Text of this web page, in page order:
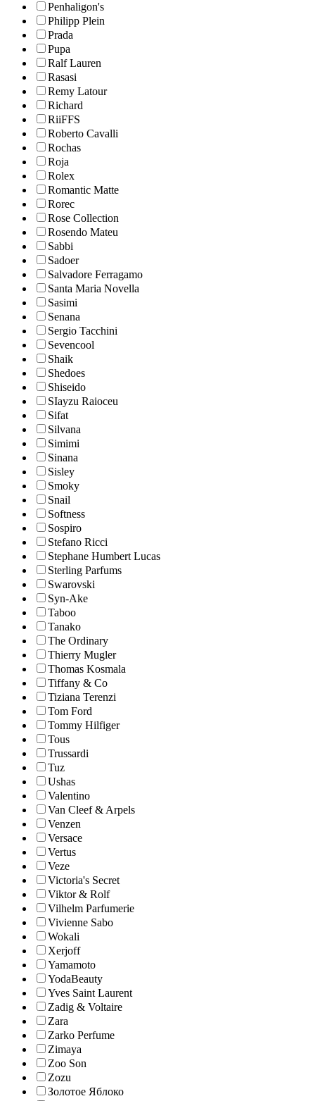
Penhaligon's
Philipp Plein
Prada
Pupa
Ralf Lauren
Rasasi
Remy Latour
Richard
RiiFFS
Roberto Cavalli
Rochas
Roja
Rolex
Romantic Matte
Rorec
Rose Collection
Rosendo Mateu
Sabbi
Sadoer
Salvadore Ferragamo
Santa Maria Novella
Sasimi
Senana
Sergio Tacchini
Sevencool
Shaik
Shedoes
Shiseido
SIayzu Raioceu
Sifat
Silvana
Simimi
Sinana
Sisley
Smoky
Snail
Softness
Sospiro
Stefano Ricci
Stephane Humbert Lucas
Sterling Parfums
Swarovski
Syn-Ake
Taboo
Tanako
The Ordinary
Thierry Mugler
Thomas Kosmala
Tiffany & Co
Tiziana Terenzi
Tom Ford
Tommy Hilfiger
Tous
Trussardi
Tuz
Ushas
Valentino
Van Cleef & Arpels
Venzen
Versace
Vertus
Veze
Victoria's Secret
Viktor & Rolf
Vilhelm Parfumerie
Vivienne Sabo
Wokali
Xerjoff
Yamamoto
YodaBeauty
Yves Saint Laurent
Zadig & Voltaire
Zara
Zarko Perfume
Zimaya
Zoo Son
Zozu
Золотое Яблоко